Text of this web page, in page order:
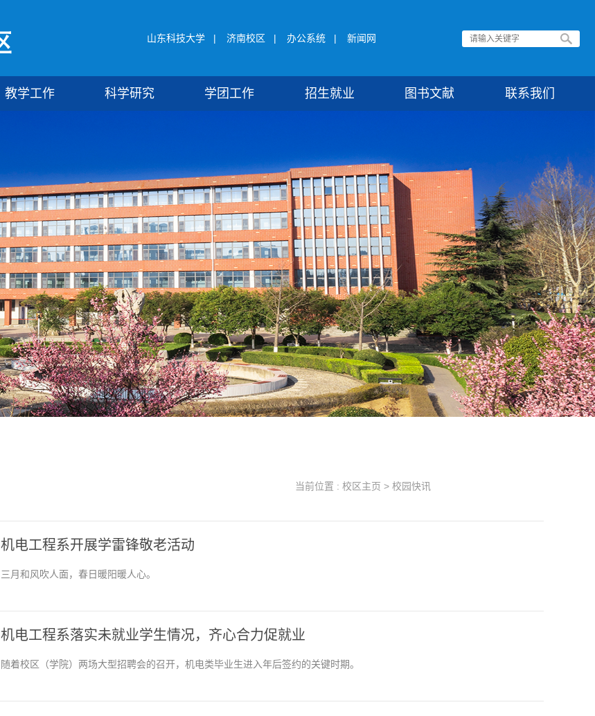
山东科技大学 | 济南校区 | 办公系统 | 新闻网
教学工作 科学研究 学团工作 招生就业 图书文献 联系我们
当前位置 : 校区主页 > 校园快讯
机电工程系开展学雷锋敬老活动
三月和风吹人面，春日暖阳暖人心。
机电工程系落实未就业学生情况，齐心合力促就业
随着校区（学院）两场大型招聘会的召开，机电类毕业生进入年后签约的关键时期。